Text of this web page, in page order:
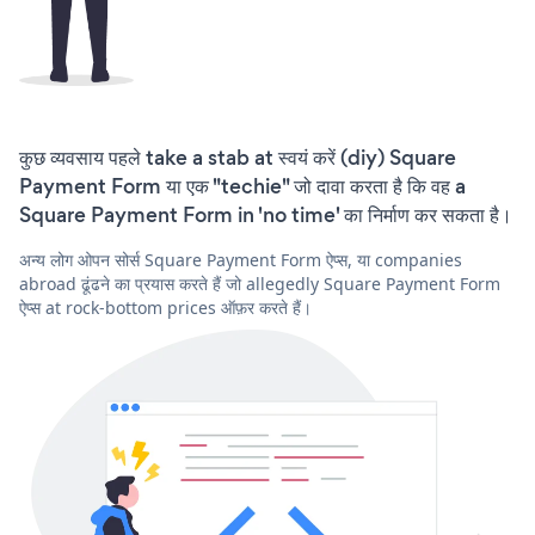
कुछ व्यवसाय पहले take a stab at स्वयं करें (diy) Square
Payment Form या एक "techie" जो दावा करता है कि वह a
Square Payment Form in 'no time' का निर्माण कर सकता है।
अन्य लोग ओपन सोर्स Square Payment Form ऐप्स, या companies
abroad ढूंढने का प्रयास करते हैं जो allegedly Square Payment Form
ऐप्स at rock-bottom prices ऑफ़र करते हैं।